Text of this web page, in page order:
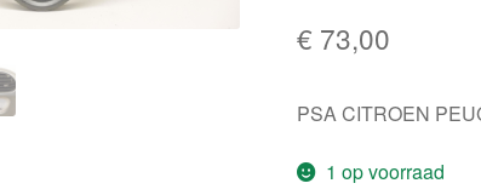
€ 73,00
PSA CITROEN
1 op voorraad